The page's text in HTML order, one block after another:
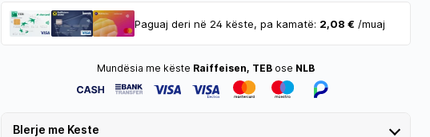
Paguaj deri në 24 këste, pa kamatë: 2,08 € /muaj
Mundësia me këste Raiffeisen, TEB ose NLB
Blerje me Keste